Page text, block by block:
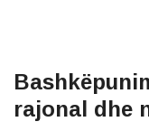
rajonal dhe